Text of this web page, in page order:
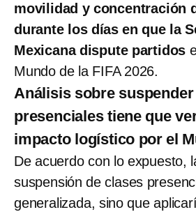
movilidad y concentración
durante los días en que la
Mexicana dispute partidos
Mundo de la FIFA 2026.
Análisis sobre
presenciales tiene que
impacto logístico por el
De acuerdo con lo expuesto,
suspensión de clases
generalizada, sino que